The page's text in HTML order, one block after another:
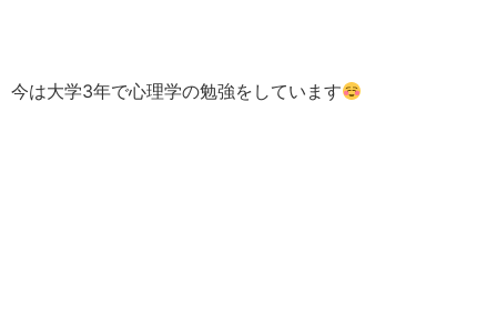
今は大学3年で心理学の勉強をしています